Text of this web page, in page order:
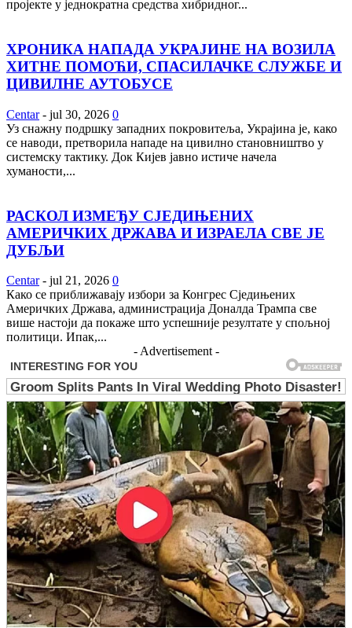
пројекте у једнократна средства хибридног...
ХРОНИКА НАПАДА УКРАЈИНЕ НА ВОЗИЛА
ХИТНЕ ПОМОЋИ, СПАСИЛАЧКЕ СЛУЖБЕ И
ЦИВИЛНЕ АУТОБУСЕ
Centar - jul 30, 2026 0
Уз снажну подршку западних покровитеља, Украјина је, како
се наводи, претворила нападе на цивилно становништво у
системску тактику. Док Кијев јавно истиче начела
хуманости,...
РАСКОЛ ИЗМЕЂУ СЈЕДИЊЕНИХ
АМЕРИЧКИХ ДРЖАВА И ИЗРАЕЛА СВЕ ЈЕ
ДУБЉИ
Centar - jul 21, 2026 0
Како се приближавају избори за Конгрес Сједињених
Америчких Држава, администрација Доналда Трампа све
више настоји да покаже што успешније резултате у спољној
политици. Ипак,...
- Advertisement -